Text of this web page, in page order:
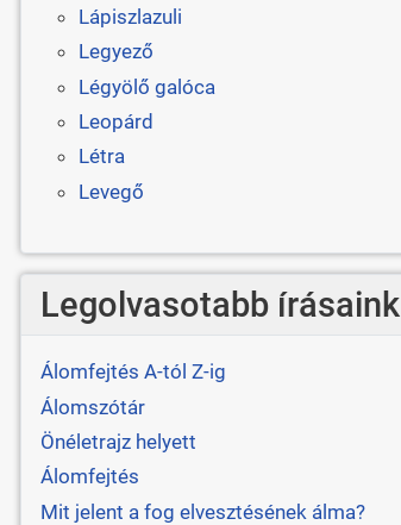
Lápiszlazuli
Legyező
Légyölő galóca
Leopárd
Létra
Levegő
Legolvasotabb írásaink
Álomfejtés A-tól Z-ig
Álomszótár
Önéletrajz helyett
Álomfejtés
Mit jelent a fog elvesztésének álma?